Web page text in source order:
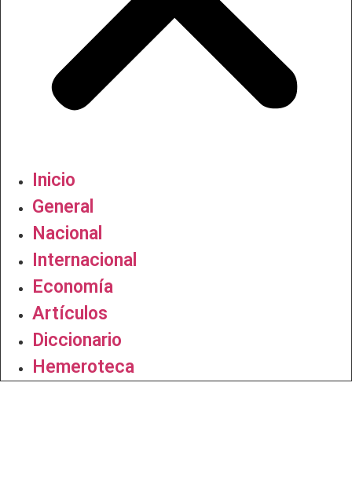
Inicio
General
Nacional
Internacional
Economía
Artículos
Diccionario
Hemeroteca